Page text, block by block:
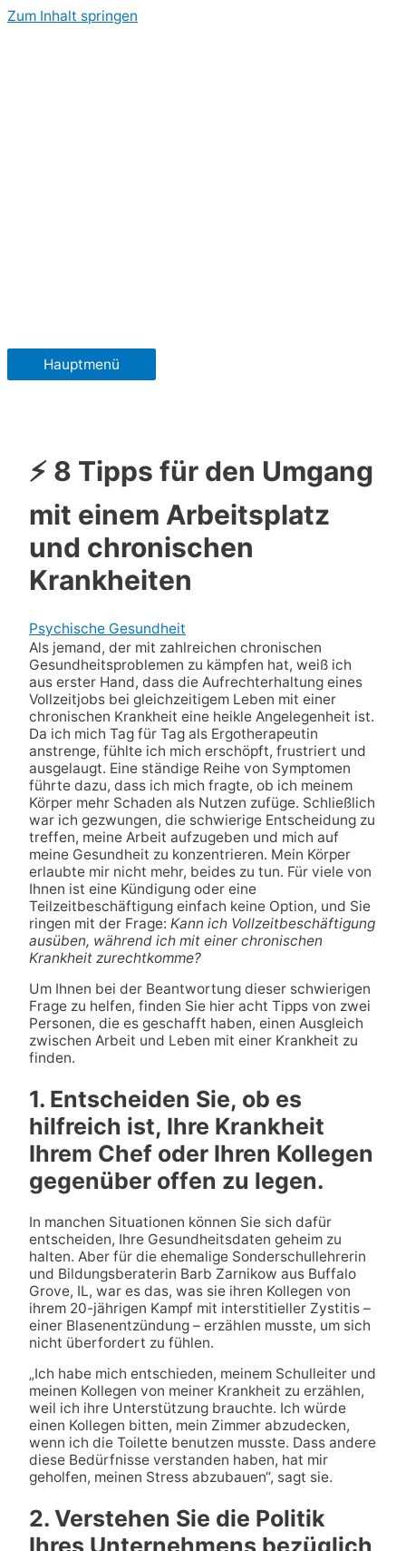
Zum Inhalt springen
Hauptmenü
⚡ 8 Tipps für den Umgang
mit einem Arbeitsplatz
und chronischen
Krankheiten
Psychische Gesundheit
Als jemand, der mit zahlreichen chronischen
Gesundheitsproblemen zu kämpfen hat, weiß ich
aus erster Hand, dass die Aufrechterhaltung eines
Vollzeitjobs bei gleichzeitigem Leben mit einer
chronischen Krankheit eine heikle Angelegenheit ist.
Da ich mich Tag für Tag als Ergotherapeutin
anstrenge, fühlte ich mich erschöpft, frustriert und
ausgelaugt. Eine ständige Reihe von Symptomen
führte dazu, dass ich mich fragte, ob ich meinem
Körper mehr Schaden als Nutzen zufüge. Schließlich
war ich gezwungen, die schwierige Entscheidung zu
treffen, meine Arbeit aufzugeben und mich auf
meine Gesundheit zu konzentrieren. Mein Körper
erlaubte mir nicht mehr, beides zu tun. Für viele von
Ihnen ist eine Kündigung oder eine
Teilzeitbeschäftigung einfach keine Option, und Sie
ringen mit der Frage: Kann ich Vollzeitbeschäftigung
ausüben, während ich mit einer chronischen
Krankheit zurechtkomme?
Um Ihnen bei der Beantwortung dieser schwierigen
Frage zu helfen, finden Sie hier acht Tipps von zwei
Personen, die es geschafft haben, einen Ausgleich
zwischen Arbeit und Leben mit einer Krankheit zu
finden.
1. Entscheiden Sie, ob es
hilfreich ist, Ihre Krankheit
Ihrem Chef oder Ihren Kollegen
gegenüber offen zu legen.
In manchen Situationen können Sie sich dafür
entscheiden, Ihre Gesundheitsdaten geheim zu
halten. Aber für die ehemalige Sonderschullehrerin
und Bildungsberaterin Barb Zarnikow aus Buffalo
Grove, IL, war es das, was sie ihren Kollegen von
ihrem 20-jährigen Kampf mit interstitieller Zystitis –
einer Blasenentzündung – erzählen musste, um sich
nicht überfordert zu fühlen.
„Ich habe mich entschieden, meinem Schulleiter und
meinen Kollegen von meiner Krankheit zu erzählen,
weil ich ihre Unterstützung brauchte. Ich würde
einen Kollegen bitten, mein Zimmer abzudecken,
wenn ich die Toilette benutzen musste. Dass andere
diese Bedürfnisse verstanden haben, hat mir
geholfen, meinen Stress abzubauen“, sagt sie.
2. Verstehen Sie die Politik
Ihres Unternehmens bezüglich